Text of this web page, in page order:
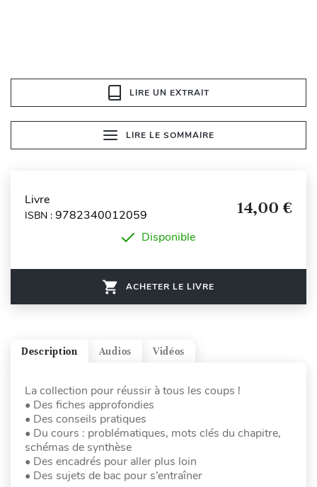
LIRE UN EXTRAIT
LIRE LE SOMMAIRE
Livre
ISBN : 9782340012059 14,00 €
Disponible
ACHETER LE LIVRE
Vidéos
Audios
Description
La collection pour réussir à tous les coups !
• Des fiches approfondies
• Des conseils pratiques
• Du cours : problématiques, mots clés du chapitre,
schémas de synthèse
• Des encadrés pour aller plus loin
• Des sujets de bac pour s’entraîner